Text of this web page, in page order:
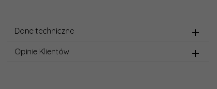
Dane techniczne
Opinie Klientów